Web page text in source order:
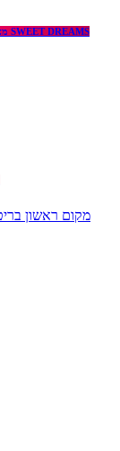
The Rest of מצעד היום (גרסת האלבום) 22 – 4.8.26 – מהדורת SWEET DREAMS